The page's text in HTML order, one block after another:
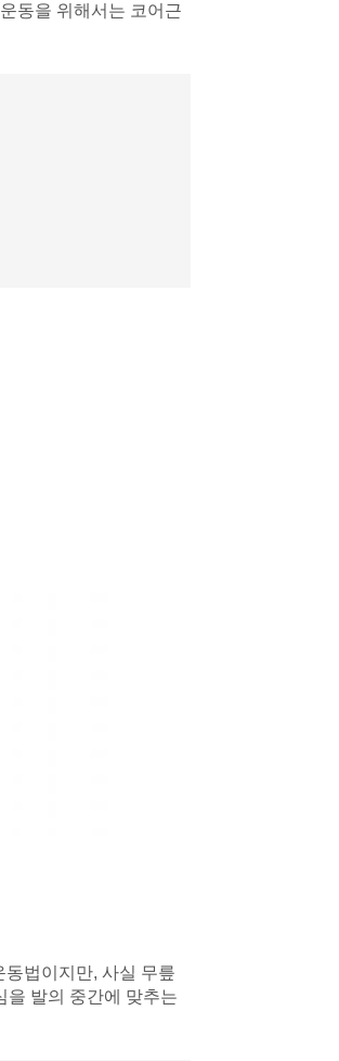
동을 위해서는 코어근
동법이지만, 사실 무릎
을 발의 중간에 맞추는